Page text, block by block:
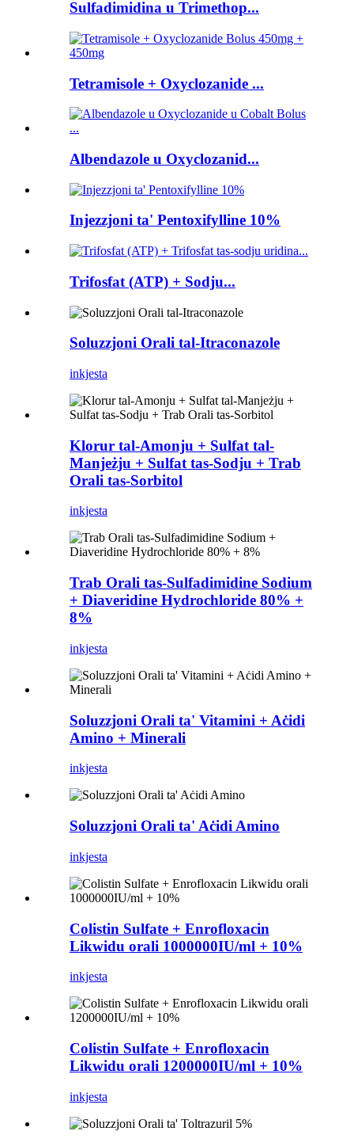
Sulfadimidina u Trimethop...
Tetramisole + Oxyclozanide ...
Albendazole u Oxyclozanid...
Injezzjoni ta' Pentoxifylline 10%
Trifosfat (ATP) + Sodju...
Soluzzjoni Orali tal-Itraconazole
inkjesta
Klorur tal-Amonju + Sulfat tal-
Manjeżju + Sulfat tas-Sodju + Trab
Orali tas-Sorbitol
inkjesta
Trab Orali tas-Sulfadimidine Sodium
+ Diaveridine Hydrochloride 80% +
8%
inkjesta
Soluzzjoni Orali ta' Vitamini + Aċidi
Amino + Minerali
inkjesta
Soluzzjoni Orali ta' Aċidi Amino
inkjesta
Colistin Sulfate + Enrofloxacin
Likwidu orali 1000000IU/ml + 10%
inkjesta
Colistin Sulfate + Enrofloxacin
Likwidu orali 1200000IU/ml + 10%
inkjesta